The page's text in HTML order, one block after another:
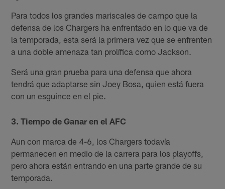
Para todos los grandes mariscales de campo que la
defensa de los Chargers ha enfrentado en lo que va de
la temporada, esta será la primera vez que se enfrenten
a una doble amenaza tan prolífica como Jackson.
Será una gran prueba para una defensa que ahora
tendrá que adaptarse sin Joey Bosa, quien está fuera
con un esguince en el pie.
3. Tiempo de Ganar en el AFC
Aun con marca de 4-6, los Chargers todavía
permanecen en medio de la carrera para los playoffs,
pero ahora están entrando en una parte grande de su
temporada.